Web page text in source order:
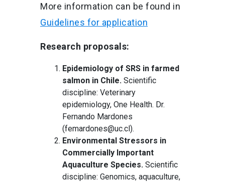
More information can be found in
Guidelines for application
Research proposals:
Epidemiology of SRS in farmed
salmon in Chile. Scientific
discipline: Veterinary
epidemiology, One Health. Dr.
Fernando Mardones
(femardones@uc.cl).
Environmental Stressors in
Commercially Important
Aquaculture Species. Scientific
discipline: Genomics, aquaculture,